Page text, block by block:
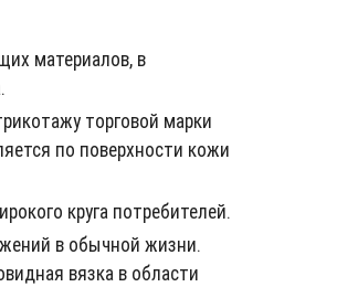
материалов, в
торговой марки
по поверхности кожи
круга потребителей.
в обычной жизни.
вязка в области